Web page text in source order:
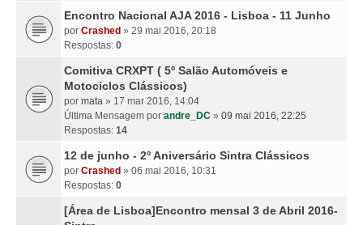
Encontro Nacional AJA 2016 - Lisboa - 11 Junho
por Crashed » 29 mai 2016, 20:18
Respostas: 0
Comitiva CRXPT ( 5º Salão Automóveis e
Motociclos Clássicos)
por mata » 17 mar 2016, 14:04
Última Mensagem por andre_DC » 09 mai 2016, 22:25
Respostas: 14
12 de junho - 2º Aniversário Sintra Clássicos
por Crashed » 06 mai 2016, 10:31
Respostas: 0
[Área de Lisboa]Encontro mensal 3 de Abril 2016-